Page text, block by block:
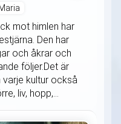
mot himlen har
Den har
och åkrar och
följer.Det är
kultur också
liv, hopp,...